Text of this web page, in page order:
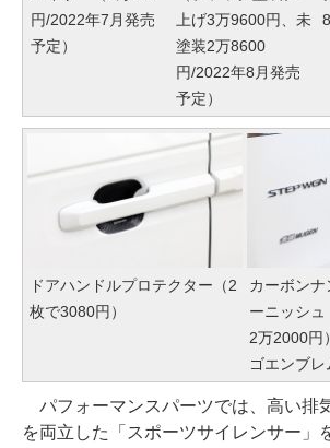
円/2022年7月発売
予定）
上げ3万9600円、未
塗装2万8600
円/2022年8月発売
予定）
ドアハンドルプロテクター（2
枚で3080円）
カーボン
ーニッシ
2万2000円
ゴエンブレ
パフォーマンスパーツでは、高い排
を両立した「スポーツサイレンサー」